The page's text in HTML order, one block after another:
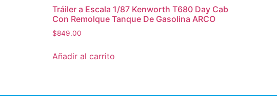
Tráiler a Escala 1/87 Kenworth T680 Day Cab
Con Remolque Tanque De Gasolina ARCO
$849.00
Añadir al carrito